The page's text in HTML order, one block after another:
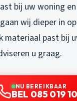
bij uw woning
wij dieper in
materiaal past bij
u graag.
NU BEREIKBAAR
BEL 085 019